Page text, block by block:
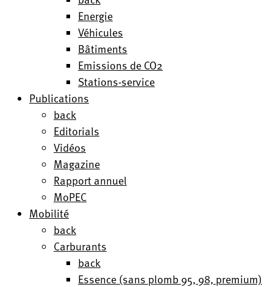
Energie
Véhicules
Bâtiments
Emissions de CO2
Stations-service
Publications
back
Editorials
Vidéos
Magazine
Rapport annuel
MoPEC
Mobilité
back
Carburants
back
Essence (sans plomb 95, 98, premium)